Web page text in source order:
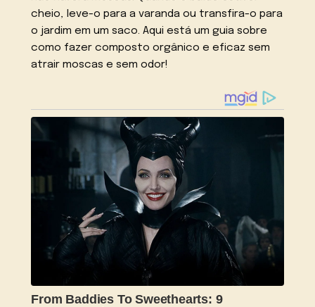
cheio, leve-o para a varanda ou transfira-o para
o jardim em um saco. Aqui está um guia sobre
como fazer composto orgânico e eficaz sem
atrair moscas e sem odor!